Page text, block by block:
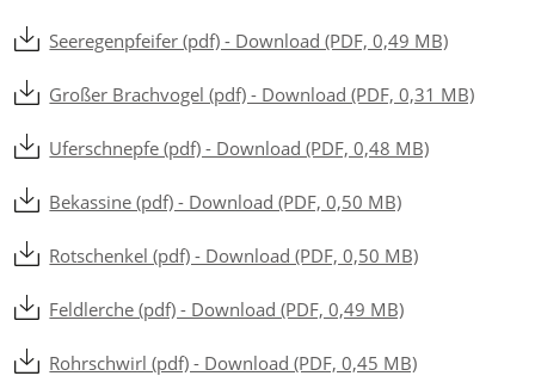
Seeregenpfeifer (pdf) - Download (PDF, 0,49 MB)
Großer Brachvogel (pdf) - Download (PDF, 0,31 MB)
Uferschnepfe (pdf) - Download (PDF, 0,48 MB)
Bekassine (pdf) - Download (PDF, 0,50 MB)
Rotschenkel (pdf) - Download (PDF, 0,50 MB)
Feldlerche (pdf) - Download (PDF, 0,49 MB)
Rohrschwirl (pdf) - Download (PDF, 0,45 MB)